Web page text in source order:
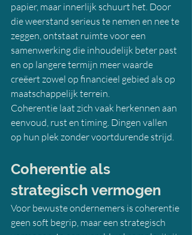
papier, maar innerlijk schuurt het. Door
die weerstand serieus te nemen en nee te
zeggen, ontstaat ruimte voor een
samenwerking die inhoudelijk beter past
en op langere termijn meer waarde
creëert zowel op financieel gebied als op
maatschappelijk terrein.
Coherentie laat zich vaak herkennen aan
eenvoud, rust en timing. Dingen vallen
op hun plek zonder voortdurende strijd.
Coherentie als
strategisch vermogen
Voor bewuste ondernemers is coherentie
geen soft begrip, maar een strategisch